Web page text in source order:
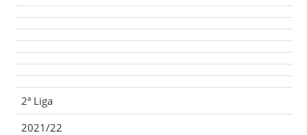
2ª Liga
2021/22